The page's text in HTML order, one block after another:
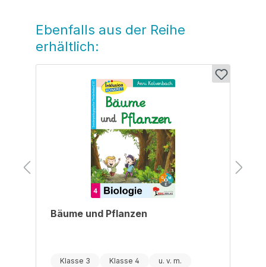
Produktgalerie überspringen
Ebenfalls aus der Reihe
erhältlich:
Bäume und Pflanzen
Klasse 3 Klasse 4